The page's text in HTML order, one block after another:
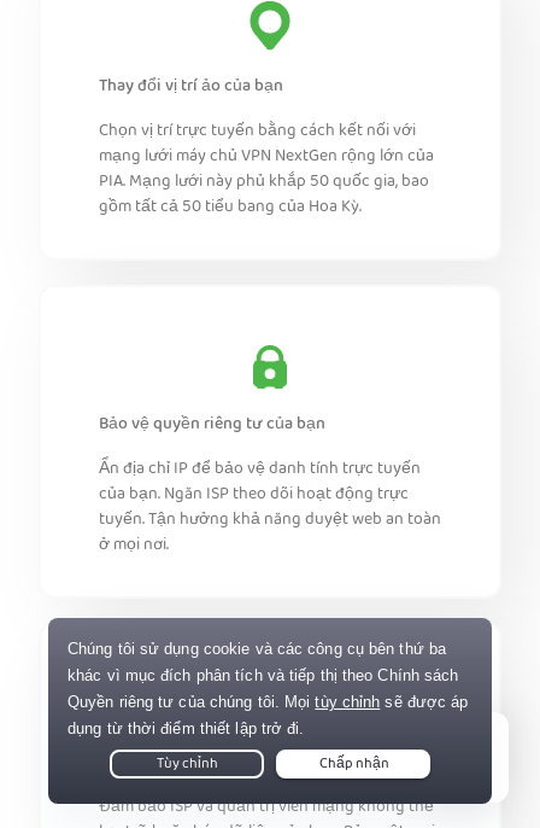
Thay đổi vị trí ảo của bạn
Chọn vị trí trực tuyến bằng cách kết nối với
mạng lưới máy chủ VPN NextGen rộng lớn của
PIA. Mạng lưới này phủ khắp 50 quốc gia, bao
gồm tất cả 50 tiểu bang của Hoa Kỳ.
Bảo vệ quyền riêng tư của bạn
Ẩn địa chỉ IP để bảo vệ danh tính trực tuyến
của bạn. Ngăn ISP theo dõi hoạt động trực
tuyến. Tận hưởng khả năng duyệt web an toàn
ở mọi nơi.
Tận hưởng bảo mật kỹ thuật số toàn diện
Đảm bảo ISP và quản trị viên mạng không thể